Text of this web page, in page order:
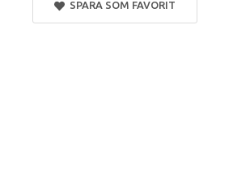
SPARA SOM FAVORIT